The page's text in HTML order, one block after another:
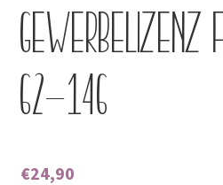
62-146
€24,90